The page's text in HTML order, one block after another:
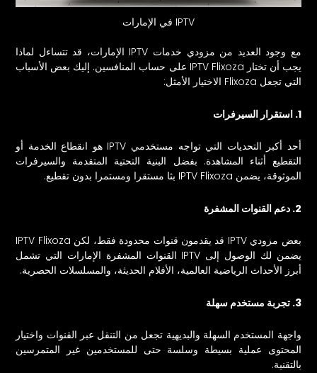
IPTV في الإمارات
مع وجود العديد من مزودي خدمات IPTV الإمارات، قد تتساءل لماذا
يجب أن تختار IPTV Flixoza على حساب المنافسين. إليك بعض الأسباب
التي تجعل Flixoza الاختيار الأمثل:
1. استقرار السيرفرات
أحد أكبر التحديات التي تواجه مستخدمي IPTV هو انقطاع الخدمة أو
التقطيع أثناء المشاهدة. بفضل البنية التحتية المتقدمة والسيرفرات
الموثوقة، يضمن IPTV Flixoza بثا مستقرا ومستمرا بدون تقطيع.
2. دعم القنوات المشفرة
بعض مزودي IPTV قد يقدمون قنوات محدودة فقط، لكن IPTV Flixoza
يضمن لك الوصول إلى IPTV القنوات المشفرة الإمارات التي تشمل
أبرز الأحداث الرياضية العالمية، الأفلام الحديثة، والمسلسلات الحصرية.
3. تجربة مستخدم سهلة
واجهة المستخدم السهلة والبديهية تجعل من التنقل عبر القنوات واختيار
المحتوى عملية بسيطة وسلسة حتى للمستخدمين غير المتمرسين
بالتقنية.